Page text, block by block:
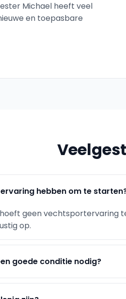
Michael heeft veel
en toepasbare
hebben om te
geen vechtsportervaring
op.
goede conditie nodig?